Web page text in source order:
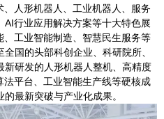
人形机器人、工业机器人、服务
行业应用解决方案等十大特色展
工业智能制造、智慧民生服务等
国的头部科创企业、科研院所、
研发的人形机器人整机、高精度
平台、工业智能生产线等硬核成
最新突破与产业化成果。